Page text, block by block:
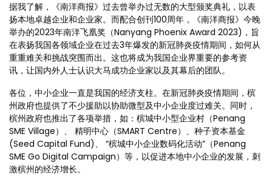
据我了解，《南洋商报》过去曾举办过无数的大型颁奖典礼，以表
扬本地卓越企业和企业家。而配合创刊100周年，《南洋商报》今晚
举办的2023年南洋飞凰奖（Nanyang Phoenix Award 2023)，旨
在表扬我国各领域企业在过去3年爆发的新冠肺炎疫情期间，如何从
重重难关和挑战突围而出。这也将成为我国企业界重要的参考资
讯，让国内外人士认识大马成功企业家以及其幕后的团队。
各位，中小企业一直是我国的经济支柱。在新冠肺炎疫情期间，槟
州政府也提供了不少援助以协助微型及中小企业度过难关。同时，
槟州政府也推出了各项举措，如：槟城中小型企业村（Penang
SME Village）、 精明中心（SMART Centre）、种子资本基金
(Seed Capital Fund)、 “槟城中小企业数码化活动”（Penang
SME Go Digital Campaign）等，以促进本地中小企业的发展，刺
激槟州的经济增长。